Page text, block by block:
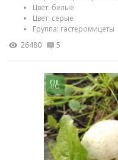
Цвет: белые
Цвет: серые
Группа: гастеромицеты
26480
5